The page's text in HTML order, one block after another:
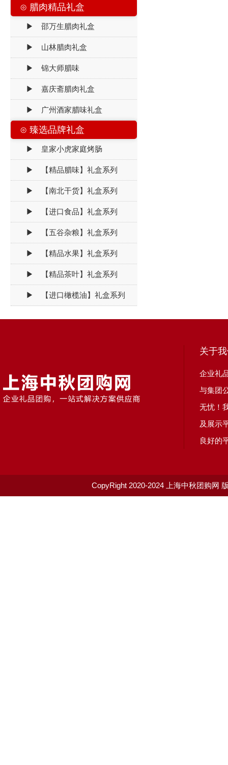
⊙ 腊肉精品礼盒
▶ 邵万生腊肉礼盒
▶ 山林腊肉礼盒
▶ 锦大师腊味
▶ 嘉庆斋腊肉礼盒
▶ 广州酒家腊味礼盒
⊙ 臻选品牌礼盒
▶ 皇家小虎家庭烤肠
▶ 【精品腊味】礼盒系列
▶ 【南北干货】礼盒系列
▶ 【进口食品】礼盒系列
▶ 【五谷杂粮】礼盒系列
▶ 【精品水果】礼盒系列
▶ 【精品茶叶】礼盒系列
▶ 【进口橄榄油】礼盒系列
关于
企业礼
与集团
无忧！
及展示
良好的
CopyRight 2020-2024 上海中秋团购网